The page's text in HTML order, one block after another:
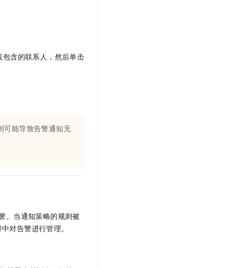
包含的联系人，然后单击
可能导致告警通知无
。当通知策略的规则被
对告警进行管理。